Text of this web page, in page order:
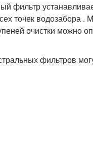
фильтр
точек водозабора .
очистки можно
фильтров